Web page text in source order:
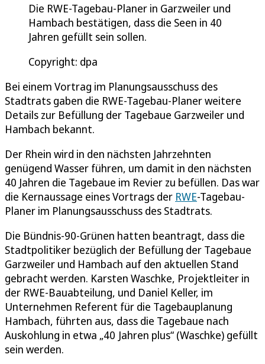
Die RWE-Tagebau-Planer in Garzweiler und
Hambach bestätigen, dass die Seen in 40
Jahren gefüllt sein sollen.
Copyright: dpa
Bei einem Vortrag im Planungsausschuss des
Stadtrats gaben die RWE-Tagebau-Planer weitere
Details zur Befüllung der Tagebaue Garzweiler und
Hambach bekannt.
Der Rhein wird in den nächsten Jahrzehnten
genügend Wasser führen, um damit in den nächsten
40 Jahren die Tagebaue im Revier zu befüllen. Das war
die Kernaussage eines Vortrags der RWE-Tagebau-
Planer im Planungsausschuss des Stadtrats.
Die Bündnis-90-Grünen hatten beantragt, dass die
Stadtpolitiker bezüglich der Befüllung der Tagebaue
Garzweiler und Hambach auf den aktuellen Stand
gebracht werden. Karsten Waschke, Projektleiter in
der RWE-Bauabteilung, und Daniel Keller, im
Unternehmen Referent für die Tagebauplanung
Hambach, führten aus, dass die Tagebaue nach
Auskohlung in etwa „40 Jahren plus“ (Waschke) gefüllt
sein werden.